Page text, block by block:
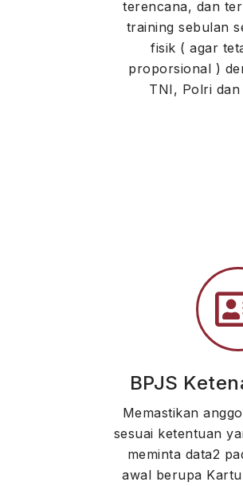
terencana, dan
training sebulan
fisik ( agar
proporsional )
TNI, Polri dan
BPJS
Memastikan
sesuai ketentuan
meminta data2
awal berupa